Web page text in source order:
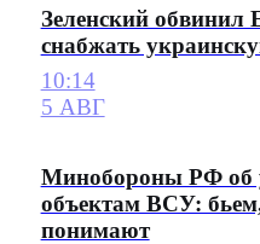
Зеленский обвинил
снабжать
10:14
5 АВГ
Минобороны РФ об
объектам ВСУ:
понимают